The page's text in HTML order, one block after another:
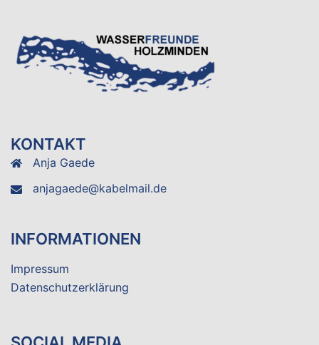
KONTAKT
Anja Gaede
anjagaede@kabelmail.de
INFORMATIONEN
Impressum
Datenschutzerklärung